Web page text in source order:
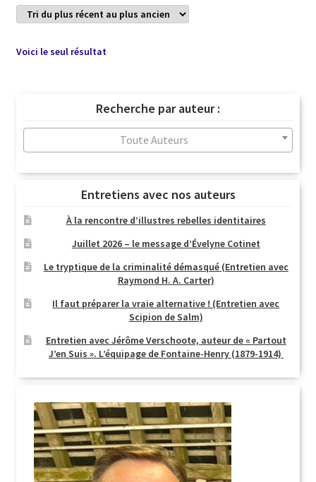
Voici le seul résultat
Recherche par auteur :
Toute Auteurs
Entretiens avec nos auteurs
À la rencontre d’illustres rebelles identitaires
Juillet 2026 – le message d’Évelyne Cotinet
Le tryptique de la criminalité démasqué (Entretien avec
Raymond H. A. Carter)
Il faut préparer la vraie alternative ! (Entretien avec
Scipion de Salm)
Entretien avec Jérôme Verschoote, auteur de « Partout
J’en Suis ». L’équipage de Fontaine-Henry (1879-1914)